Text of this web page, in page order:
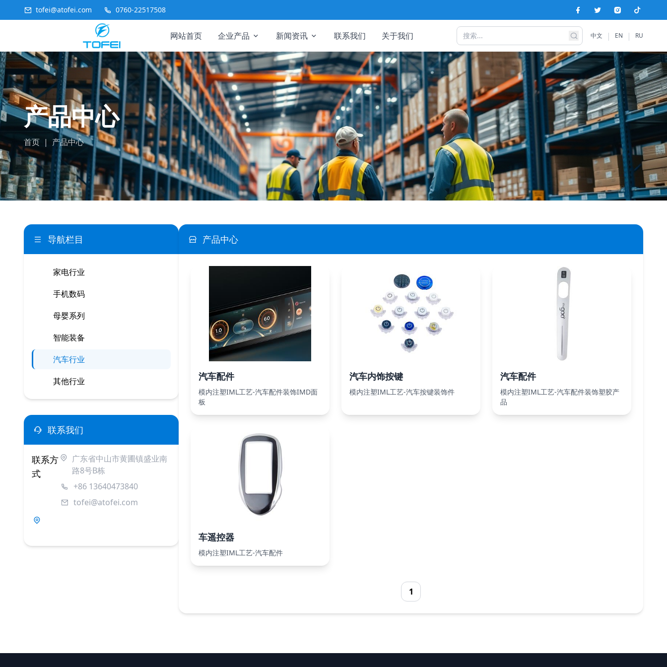
tofei@atofei.com 0760-22517508
网站首页 企业产品 新闻资讯 联系我们 关于我们 中文 | EN | RU
产品中心
首页 | 产品中心
导航栏目
家电行业
手机数码
母婴系列
智能装备
汽车行业
其他行业
联系我们
联系方
式
广东省中山市黄圃镇盛业南
路8号B栋
+86 13640473840
tofei@atofei.com
产品中心
汽车配件
模内注塑IML工艺-汽车配件装饰IMD面
板
汽车内饰按键
模内注塑IML工艺-汽车按键装饰件
汽车配件
模内注塑IML工艺-汽车配件装饰塑胶产
品
车遥控器
模内注塑IML工艺-汽车配件
1